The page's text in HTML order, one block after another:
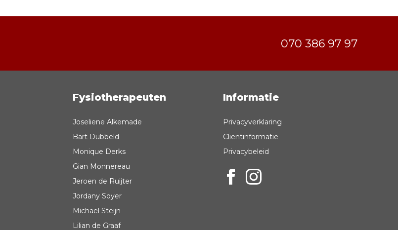
070 386 97 97
Fysiotherapeuten
Joseliene Alkemade
Bart Dubbeld
Monique Derks
Gian Monnereau
Jeroen de Ruijter
Jordany Soyer
Michael Steijn
Lilian de Graaf
Informatie
Privacyverklaring
Cliëntinformatie
Privacybeleid